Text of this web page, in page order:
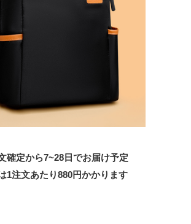
確定から7~28日でお届け予定
1注文あたり880円かかります